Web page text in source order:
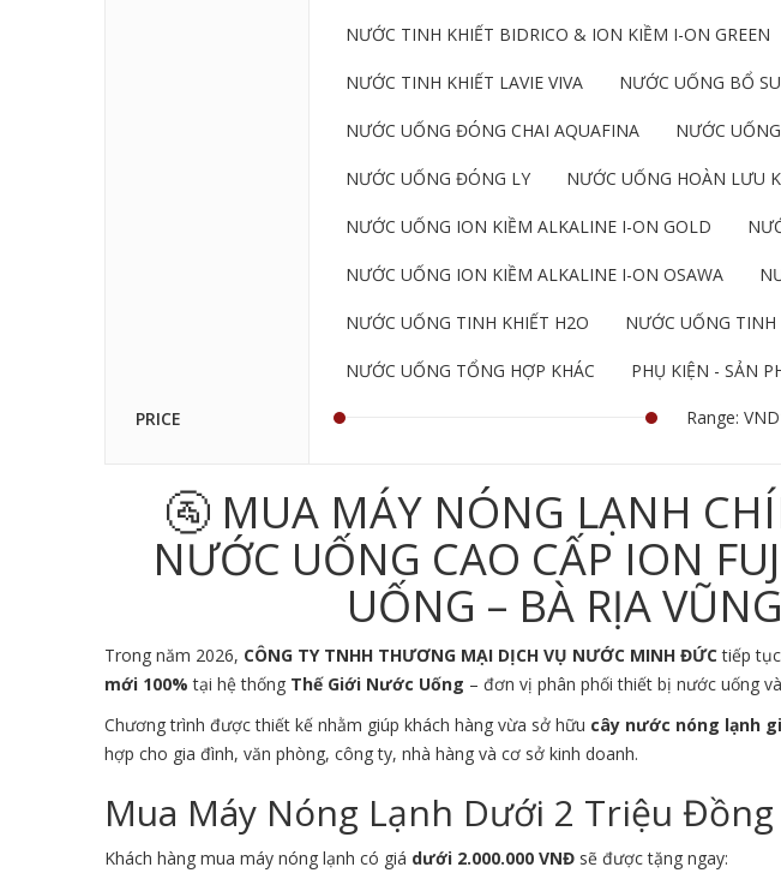
NƯỚC TINH KHIẾT BIDRICO & ION KIỀM I-ON GREEN
NƯỚC TINH KHIẾT LAVIE VIVA NƯỚC UỐNG BỔ
NƯỚC UỐNG ĐÓNG CHAI AQUAFINA NƯỚC
NƯỚC UỐNG ĐÓNG LY NƯỚC UỐNG HOÀN LƯU
NƯỚC UỐNG ION KIỀM ALKALINE I-ON GOLD
NƯỚC UỐNG ION KIỀM ALKALINE I-ON OSAWA
NƯỚC UỐNG TINH KHIẾT H2O NƯỚC UỐNG TINH
NƯỚC UỐNG TỔNG HỢP KHÁC PHỤ KIỆN - SẢN
PRICE Range:
🚰 MUA MÁY NÓNG LẠNH
NƯỚC UỐNG CAO CẤP ION
UỐNG – BÀ RỊA
Trong năm 2026, CÔNG TY TNHH THƯƠNG MẠI DỊCH VỤ NƯỚC MINH ĐỨCtiếp
mới 100% tại hệ thống Thế Giới Nước Uống – đơn vị phân phối thiết bị nước uống
Chương trình được thiết kế nhằm giúp khách hàng vừa sở hữu cây nước nóng lạnh
hợp cho gia đình, văn phòng, công ty, nhà hàng và cơ sở kinh doanh.
Mua Máy Nóng Lạnh Dưới 2 Triệu
Khách hàng mua máy nóng lạnh có giá dưới 2.000.000 VNĐ sẽ được tặng ngay: